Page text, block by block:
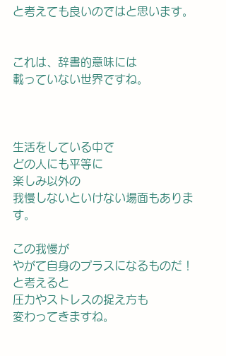
と考えても良いのではと思います。
これは、辞書的意味には
載っていない世界ですね。
生活をしている中で
どの人にも平等に
楽しみ以外の
我慢しないといけない場面もありま
す。
この我慢が
やがて自身のプラスになるものだ！
と考えると
圧力やストレスの捉え方も
変わってきますね。